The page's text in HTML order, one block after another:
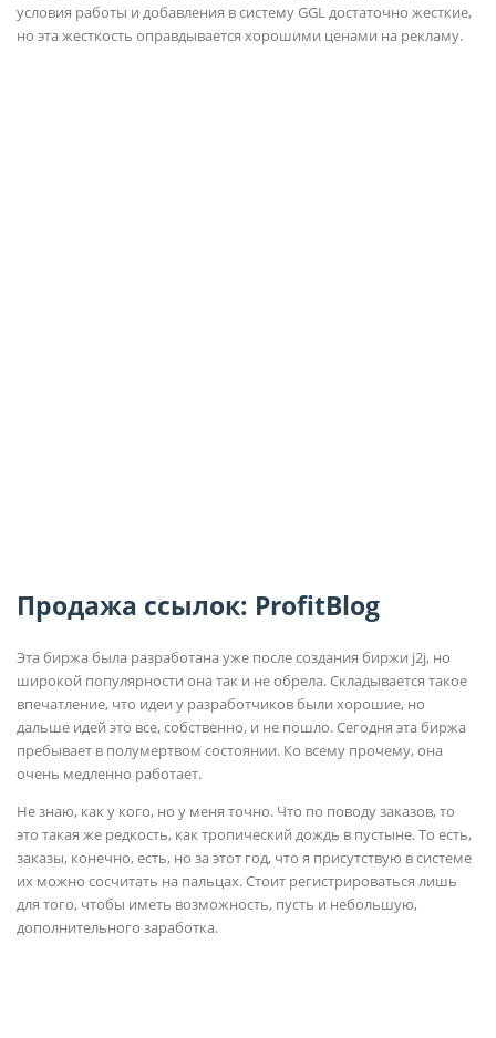
условия работы и добавления в систему GGL достаточно жесткие,
но эта жесткость оправдывается хорошими ценами на рекламу.
Продажа ссылок: ProfitBlog
Эта биржа была разработана уже после создания биржи j2j, но
широкой популярности она так и не обрела. Складывается такое
впечатление, что идеи у разработчиков были хорошие, но
дальше идей это все, собственно, и не пошло. Сегодня эта биржа
пребывает в полумертвом состоянии. Ко всему прочему, она
очень медленно работает.
Не знаю, как у кого, но у меня точно. Что по поводу заказов, то
это такая же редкость, как тропический дождь в пустыне. То есть,
заказы, конечно, есть, но за этот год, что я присутствую в системе
их можно сосчитать на пальцах. Стоит регистрироваться лишь
для того, чтобы иметь возможность, пусть и небольшую,
дополнительного заработка.